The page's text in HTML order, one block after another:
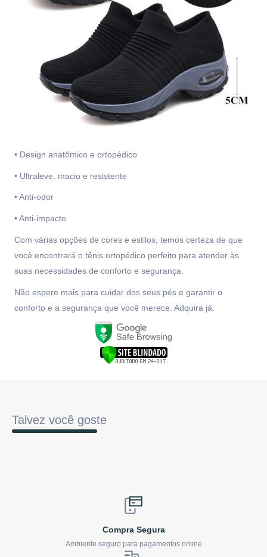
• Design anatômico e ortopédico
• Ultraleve, macio e resistente
• Anti-odor
• Anti-impacto
Com várias opções de cores e estilos, temos certeza de que
você encontrará o tênis ortopédico perfeito para atender às
suas necessidades de conforto e segurança.
Não espere mais para cuidar dos seus pés e garantir o
conforto e a segurança que você merece. Adquira já.
Talvez você goste
Compra Segura
Ambiente seguro para pagamentos online